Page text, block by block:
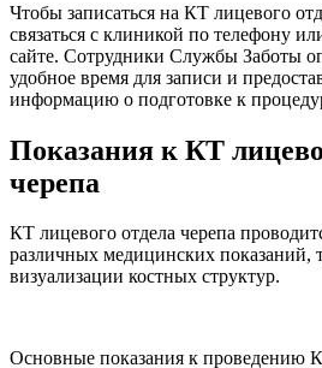
Чтобы записаться на КТ лицевого
связаться с клиникой по телефону
сайте. Сотрудники Службы Заботы
удобное время для записи и
информацию о подготовке к
Показания к КТ
черепа
КТ лицевого отдела черепа
различных медицинских показаний,
визуализации костных структур.
Основные показания к проведению